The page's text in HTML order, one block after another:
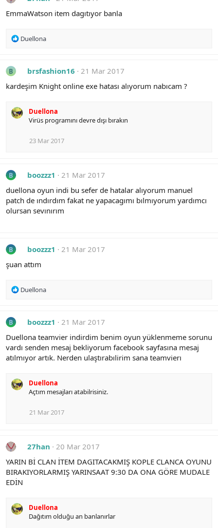
o
s
EmmaWatson item dagıtıyor banla
R
i
o
s
:
Duellona
B brsfashion16
21 Mar 2017
kardeşim Knight online exe hatası alıyorum nabıcam ?
Duellona
Virüs programını devre dışı bırakın
23 Mar 2017
B boozzz1
21 Mar 2017
duellona oyun indi bu sefer de hatalar alıyorum manuel
patch de ındırdım fakat ne yapacagımı bılmıyorum yardımcı
olursan sevınırım
B boozzz1
21 Mar 2017
şuan attım
R
i
o
n
s
Duellona
B boozzz1
21 Mar 2017
Duellona teamvier indirdim benim oyun yüklenmeme sorunu
vardı senden mesaj bekliyorum facebook sayfasına mesaj
atılmıyor artık. Nerden ulaştırabılirim sana teamvierı
Duellona
Açtım mesajları atabilrisiniz.
21 Mar 2017
27han
20 Mar 2017
YARIN Bİ CLAN İTEM DAGITACAKMIŞ KOPLE CLANCA OYUNU
BIRAKIYORLARMIŞ YARINSAAT 9:30 DA ONA GÖRE MUDALE
EDİN
Duellona
Dağıtım olduğu an banlanırlar